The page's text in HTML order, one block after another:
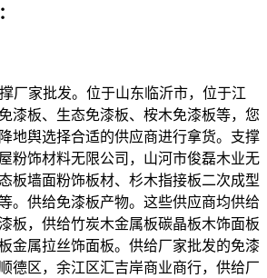
家批发。位于山东临沂市，位于江
漆板、生态免漆板、桉木免漆板等，您
地舆选择合适的供应商进行拿货。支撑
粉饰材料无限公司，山河市俊磊木业无
板墙面粉饰板材、杉木指接板二次成型
。供给免漆板产物。这些供应商均供给
板，供给竹炭木金属板碳晶板木饰面板
金属拉丝饰面板。供给厂家批发的免漆
德区，余江区汇吉岸商业商行，供给厂